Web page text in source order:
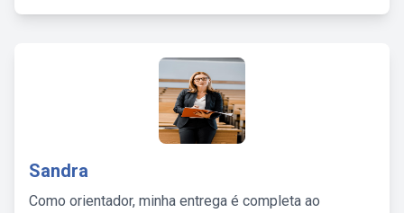
Sandra
Como orientador, minha entrega é completa ao